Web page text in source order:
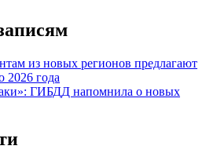
из новых регионов предлагают
2026 года
ГИБДД напомнила о новых